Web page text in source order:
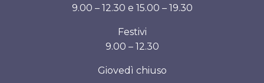
9.00 – 12.30 e 15.00 – 19.30
Festivi
9.00 – 12.30
Giovedì chiuso